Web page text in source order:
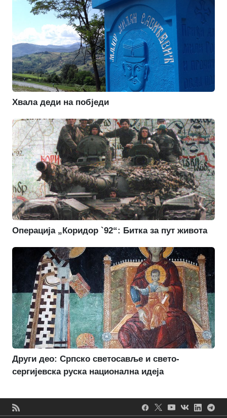
Хвала деди на побједи
Операција „Коридор `92“: Битка за пут живота
Други део: Српско светосавље и свето-
сергијевска руска национална идеја